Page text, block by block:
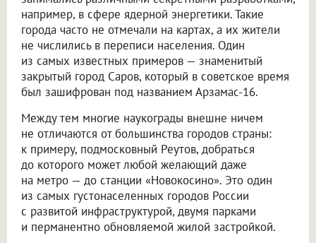
например, в сфере ядерной энергетики. Такие
города часто не отмечали на картах, а их жители
не числились в переписи населения. Один
из самых известных примеров — знаменитый
закрытый город Саров, который в советское время
был зашифрован под названием Арзамас-16.
Между тем многие наукограды внешне ничем
не отличаются от большинства городов страны:
к примеру, подмосковный Реутов, добраться
до которого может любой желающий даже
на метро — до станции «Новокосино». Это один
из самых густонаселенных городов России
с развитой инфраструктурой, двумя парками
и перманентно обновляемой жилой застройкой.